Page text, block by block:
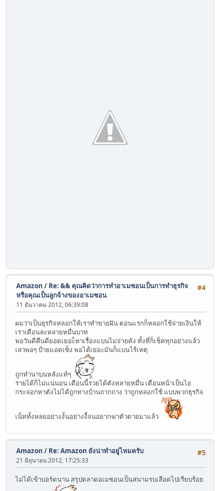
#4
Amazon / Re: && คุณคิดว่าการทำอาเมซอนเป็นการทำธุรกิจ
หรือคุณเป็นลูกจ้างของอาเมซอน
11 ธันวาคม 2012, 06:39:08
ผมว่าเป็นธุรกิจหลอกให้เราทำขายฝัน ตอนแรกก็หลอกใช้จ่ายเงินให้
เราเดือนละหลายหมื่นบาท
พอวันดีคืนดียอดเยอะ็หาเรื่องแบนไม่จ่ายตัง ทั้งที่ก็เช็คทุกอย่างแล้ว
เลวพอๆ ป้ายแอดเซ็ง พอได้เยอะมันก็แบนไร้เหตุ
ถูกทำนาบนหลังแท้ๆ
รายได้ก็ไม่แน่นอน เดือนนี้รวยได้ตังหลายหมื่น เดือนหน้าเป็นไอ
กระจอกหาตังไม่ได้ถูกทางบ้านถากถาง ว่าถูกหลอกใช้ แบบพวกธุรกิจ
เน็ททั้งหลยอย่างงั้นอย่างงี้จนอยากฆ่าตัวตายมาแล้ว
#5
Amazon / Re: Amazon ยังน่าทำอยู่ไหมครับ
21 มิถุนายน 2012, 17:25:33
ไม่ได้เข้าบอร์ดนาน สรุปตลาดอเมซอนเป็นสนามรบเลือดไปเรียบร้อย